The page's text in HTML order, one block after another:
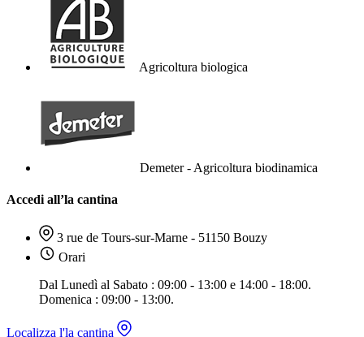
Agricoltura biologica
Demeter - Agricoltura biodinamica
Accedi all’la cantina
3 rue de Tours-sur-Marne - 51150 Bouzy
Orari
Dal Lunedì al Sabato : 09:00 - 13:00 e 14:00 - 18:00.
Domenica : 09:00 - 13:00.
Localizza l'la cantina